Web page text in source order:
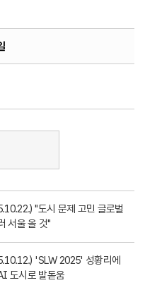
"도시 문제 고민 글로벌
서울 올 것"
'SLW 2025' 성황리에
도시로 발돋움